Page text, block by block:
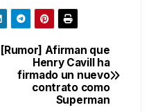
[Rumor] Afirman que
Henry Cavill ha
firmado un nuevo
contrato como
Superman